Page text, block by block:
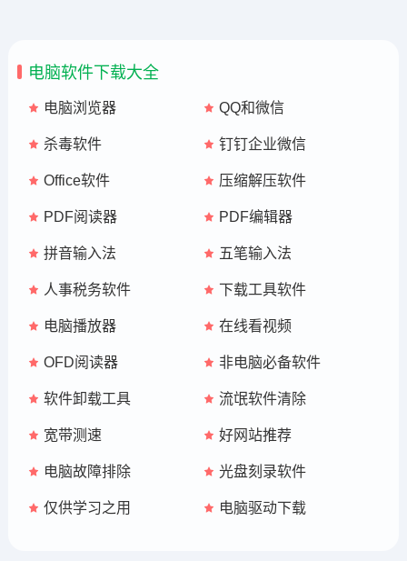
电脑软件下载大全
电脑浏览器 QQ和微信
杀毒软件 钉钉企业微信
Office软件 压缩解压软件
PDF阅读器 PDF编辑器
拼音输入法 五笔输入法
人事税务软件 下载工具软件
电脑播放器 在线看视频
OFD阅读器 非电脑必备软件
软件卸载工具 流氓软件清除
宽带测速 好网站推荐
电脑故障排除 光盘刻录软件
仅供学习之用 电脑驱动下载